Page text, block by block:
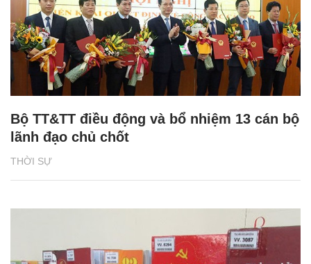
THỜI SỰ
Bộ TT&TT điều động và bổ nhiệm 13 cán bộ
lãnh đạo chủ chốt